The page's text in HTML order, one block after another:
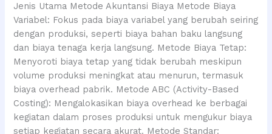
Jenis Utama Metode Akuntansi Biaya Metode Biaya
Variabel: Fokus pada biaya variabel yang berubah seiring
dengan produksi, seperti biaya bahan baku langsung
dan biaya tenaga kerja langsung. Metode Biaya Tetap:
Menyoroti biaya tetap yang tidak berubah meskipun
volume produksi meningkat atau menurun, termasuk
biaya overhead pabrik. Metode ABC (Activity-Based
Costing): Mengalokasikan biaya overhead ke berbagai
kegiatan dalam proses produksi untuk mengukur biaya
setiap kegiatan secara akurat. Metode Standar: